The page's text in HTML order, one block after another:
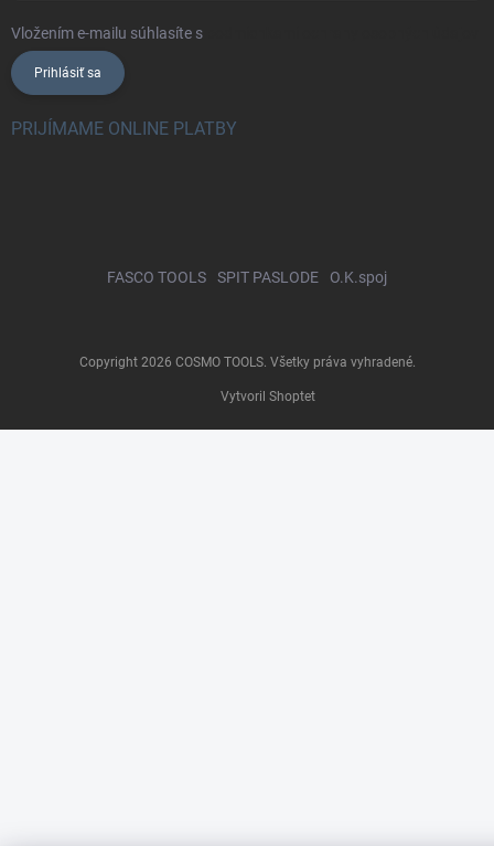
Vložením e-mailu súhlasíte s
Prihlásiť sa
PRIJÍMAME ONLINE PLATBY
FASCO TOOLS SPIT PASLODE O.K.spoj
Vytvoril Shoptet
Copyright 2026 COSMO TOOLS. Všetky práva vyhradené.